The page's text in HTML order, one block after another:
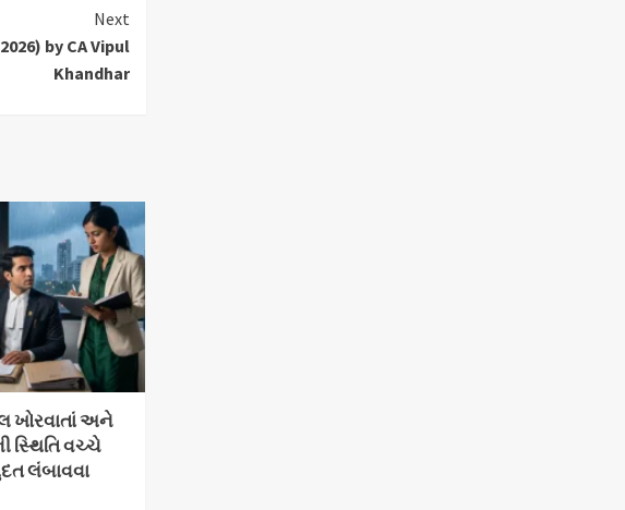
Next
by CA Vipul
Khandhar
ખોરવાતાં અને
સ્થિતિ વચ્ચે
લંબાવવા